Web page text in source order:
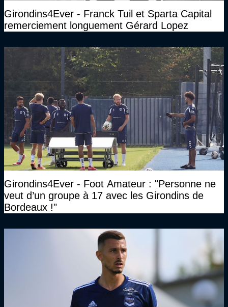
Girondins4Ever - Franck Tuil et Sparta Capital
remerciement longuement Gérard Lopez
Girondins4Ever - Foot Amateur : "Personne ne
veut d’un groupe à 17 avec les Girondins de
Bordeaux !"